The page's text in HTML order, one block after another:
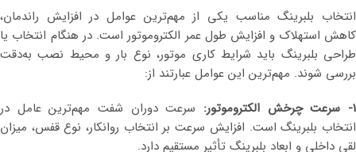
انتخاب بلبرینگ مناسب یکی از مهم‌ترین عوامل در افزایش راندمان،
کاهش استهلاک و افزایش طول عمر الکتروموتور است. در هنگام انتخاب یا
طراحی بلبرینگ باید شرایط کاری موتور، نوع بار و محیط نصب به‌دقت
بررسی شوند. مهم‌ترین این عوامل عبارتند از:
1- سرعت چرخش الکتروموتور:
سرعت دوران شفت مهم‌ترین عامل در
انتخاب بلبرینگ است. افزایش سرعت بر انتخاب روانکار، نوع قفس، میزان
لقی داخلی و ابعاد بلبرینگ تأثیر مستقیم دارد.